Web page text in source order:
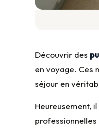
Découvrir des
en voyage. Ces
séjour en
Heureusement,